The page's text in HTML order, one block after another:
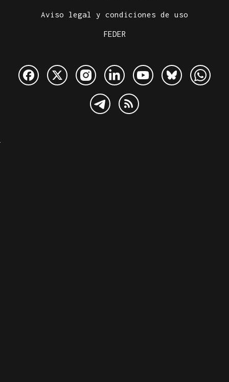
Aviso legal y condiciones de uso
FEDER